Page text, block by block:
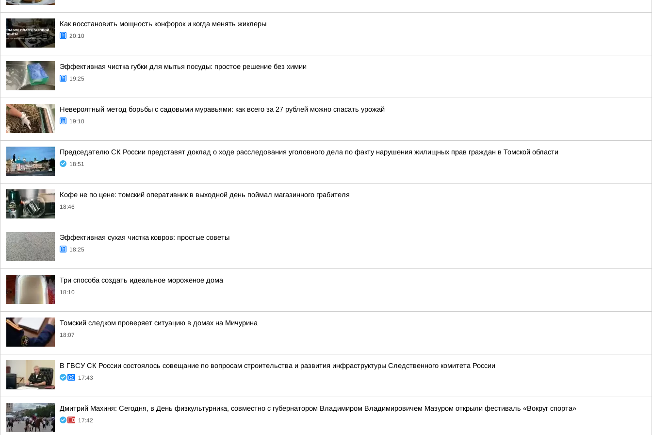
Как восстановить мощность конфорок и когда менять жиклеры
20:10
Эффективная чистка губки для мытья посуды: простое решение без химии
19:25
Невероятный метод борьбы с садовыми муравьями: как всего за 27 рублей можно спасать урожай
19:10
Председателю СК России представят доклад о ходе расследования уголовного дела по факту нарушения жилищных прав граждан в Томской области
18:51
Кофе не по цене: томский оперативник в выходной день поймал магазинного грабителя
18:46
Эффективная сухая чистка ковров: простые советы
18:25
Три способа создать идеальное мороженое дома
18:10
Томский следком проверяет ситуацию в домах на Мичурина
18:07
В ГВСУ СК России состоялось совещание по вопросам строительства и развития инфраструктуры Следственного комитета России
17:43
Дмитрий Махиня: Сегодня, в День физкультурника, совместно с губернатором Владимиром Владимировичем Мазуром открыли фестиваль «Вокруг спорта»
17:42